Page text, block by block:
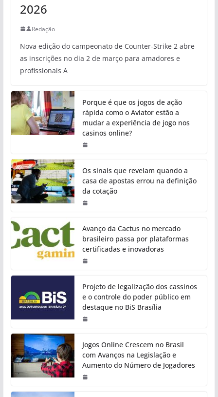
2026
Redação
Nova edição do campeonato de Counter-Strike 2 abre
as inscrições no dia 2 de março para amadores e
profissionais A
Porque é que os jogos de ação
rápida como o Aviator estão a
mudar a experiência de jogo nos
casinos online?
Os sinais que revelam quando a
casa de apostas errou na definição
da cotação
Avanço da Cactus no mercado
brasileiro passa por plataformas
certificadas e inovadoras
Projeto de legalização dos cassinos
e o controle do poder público em
destaque no BiS Brasília
Jogos Online Crescem no Brasil
com Avanços na Legislação e
Aumento do Número de Jogadores